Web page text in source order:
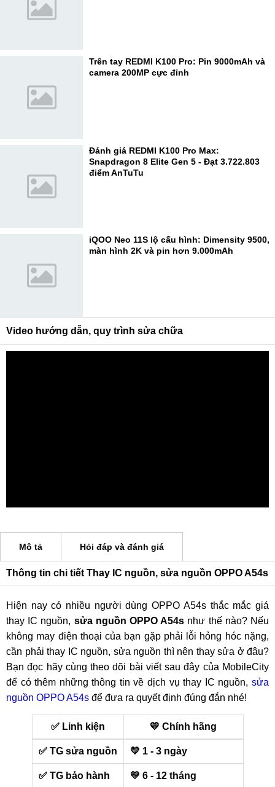
Trên tay REDMI K100 Pro: Pin 9000mAh và
camera 200MP cực đỉnh
Đánh giá REDMI K100 Pro Max:
Snapdragon 8 Elite Gen 5 - Đạt 3.722.803
điểm AnTuTu
iQOO Neo 11S lộ cấu hình: Dimensity 9500,
màn hình 2K và pin hơn 9.000mAh
Video hướng dẫn, quy trình sửa chữa
Mô tả Hỏi đáp và đánh giá
Thông tin chi tiết Thay IC nguồn, sửa nguồn OPPO A54s
Hiện nay có nhiều người dùng OPPO A54s thắc mắc giá
thay IC nguồn, sửa nguồn OPPO A54s như thế nào? Nếu
không may điện thoại của bạn gặp phải lỗi hỏng hóc nặng,
cần phải thay IC nguồn, sửa nguồn thì nên thay sửa ở đâu?
Bạn đọc hãy cùng theo dõi bài viết sau đây của MobileCity
để có thêm những thông tin về dịch vụ thay IC nguồn, sửa
nguồn OPPO A54s để đưa ra quyết định đúng đắn nhé!
✅ Linh kiện 💛 Chính hãng
✅ TG sửa nguồn 💛 1 - 3 ngày
✅ TG bảo hành 💛 6 - 12 tháng